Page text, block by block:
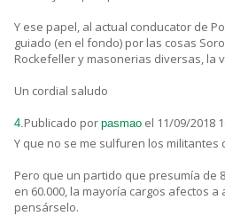
Y ese papel, al actual conducator de
guiado (en el fondo) por las cosas
Rockefeller y masonerias diversas, la
Un cordial saludo
4. Publicado por pasmao el 11/09/2018
Y que no se me sulfuren los militantes
Pero que un partido que presumía de
en 60.000, la mayoría cargos afectos a
pensárselo.